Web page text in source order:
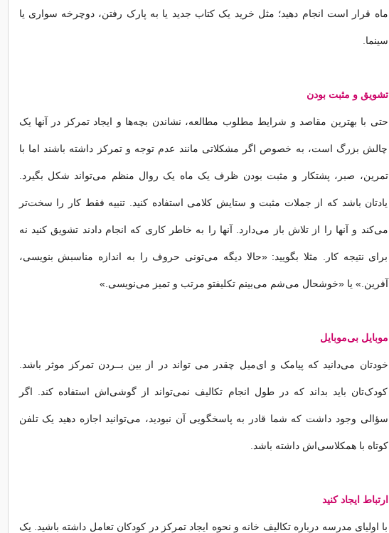
ماه قرار است انجام دهید؛ مثل خرید یک کتاب جدید یا به پارک رفتن، دوچرخه سواری یا
سینما.
تشویق و مثبت بودن
حتی با بهترین مقاصد و شرایط مطلوب مطالعه، نشاندن بچه‌ها و ایجاد تمرکز در آنها یک
چالش بزرگ است، به خصوص اگر مشکلاتی مانند عدم توجه و تمرکز داشته باشند اما با
تمرین، صبر، پشتکار و مثبت بودن ظرف یک ماه یک روال منظم می‌تواند شکل بگیرد.
یادتان باشد که از جملات مثبت و ستایش کلامی استفاده کنید. تنبیه فقط کار را سخت‌تر
می‌کند و آنها را از تلاش باز ‌می‌دارد. آنها را به خاطر کاری که انجام دادند تشویق کنید نه
برای نتیجه کار. مثلا بگویید: «حالا دیگه می‌تونی حروف را به اندازه مناسبش بنویسی،
آفرین.» يا «خوشحال می‌شم می‌بینم تکلیفتو مرتب و تمیز می‌نویسی.»
موبایل بی‌موبایل
خودتان می‌دانید که پیامک و ای‌میل چقدر می تواند در از بین بــردن تمرکز موثر باشد.
کودک‌تان باید بداند که در طول انجام تکالیف نمی‌تواند از گوشی‌اش استفاده کند. اگر
سؤالی وجود داشت که شما قادر به پاسخگویی آن نبودید، می‌توانید اجازه دهید یک تلفن
کوتاه با همکلاسی‌اش داشته باشد.
ارتباط ایجاد کنید
با اولیای مدرسه درباره تکالیف خانه و نحوه ایجاد تمرکز در کودکان تعامل داشته باشید. یک